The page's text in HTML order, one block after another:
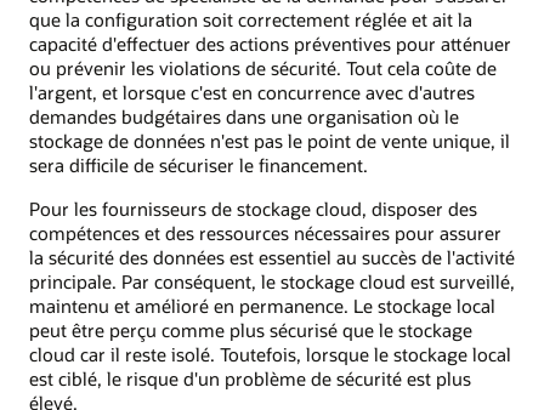
que la configuration soit correctement réglée et ait la
capacité d'effectuer des actions préventives pour atténuer
ou prévenir les violations de sécurité. Tout cela coûte de
l'argent, et lorsque c'est en concurrence avec d'autres
demandes budgétaires dans une organisation où le
stockage de données n'est pas le point de vente unique, il
sera difficile de sécuriser le financement.
Pour les fournisseurs de stockage cloud, disposer des
compétences et des ressources nécessaires pour assurer
la sécurité des données est essentiel au succès de l'activité
principale. Par conséquent, le stockage cloud est surveillé,
maintenu et amélioré en permanence. Le stockage local
peut être perçu comme plus sécurisé que le stockage
cloud car il reste isolé. Toutefois, lorsque le stockage local
est ciblé, le risque d'un problème de sécurité est plus
élevé.